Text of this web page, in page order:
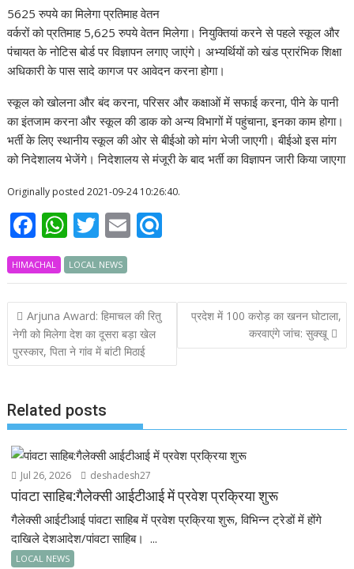
5625 रुपये का मिलेगा प्रतिमाह वेतन
वर्करों को प्रतिमाह 5,625 रुपये वेतन मिलेगा। नियुक्तियां करने से पहले स्कूल और
पंचायत के नोटिस बोर्ड पर विज्ञापन लगाए जाएंगे। अभ्यर्थियों को खंड प्रारंभिक शिक्षा
अधिकारी के पास सादे कागज पर आवेदन करना होगा।
स्कूल को खोलना और बंद करना, परिसर और कक्षाओं में सफाई करना, पीने के पानी
का इंतजाम करना और स्कूल की डाक को अन्य विभागों में पहुंचाना, इनका काम होगा।
भर्ती के लिए स्थानीय स्कूल की ओर से बीईओ को मांग भेजी जाएगी। बीईओ इस मांग
को निदेशालय भेजेंगे। निदेशालय से मंजूरी के बाद भर्ती का विज्ञापन जारी किया जाएगा
Originally posted 2021-09-24 10:26:40.
F
ac
e
b
o
o
k
W
h
at
s
A
p
p
T
w
itt
er
E
ai
l
i
n
HIMACHAL LOCAL NEWS
Post
navigation
Arjuna Award: हिमाचल की रितु
नेगी को मिलेगा देश का दूसरा बड़ा खेल
पुरस्कार, पिता ने गांव में बांटी मिठाई
प्रदेश में 100 करोड़ का खनन घोटाला,
करवाएंगे जांच: सुक्खू
Related posts
Jul 26, 2026 deshadesh27
पांवटा साहिब:गैलेक्सी आईटीआई में प्रवेश प्रक्रिया शुरू
गैलेक्सी आईटीआई पांवटा साहिब में प्रवेश प्रक्रिया शुरू, विभिन्न ट्रेडों में होंगे
दाखिले देशआदेश/पांवटा साहिब। ...
LOCAL NEWS